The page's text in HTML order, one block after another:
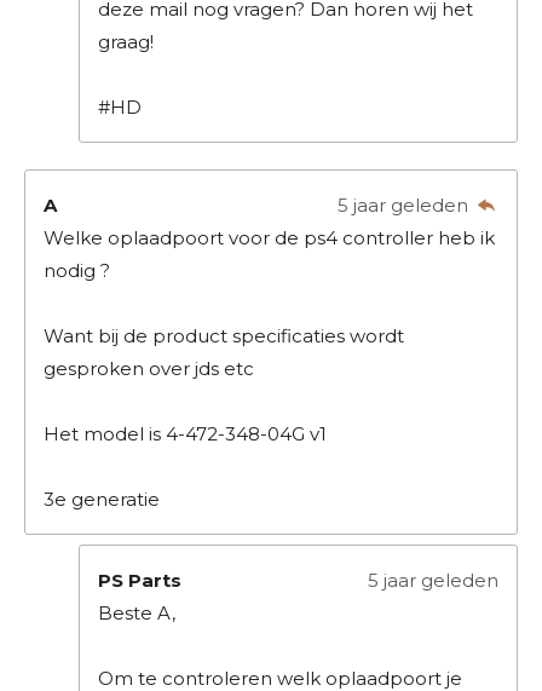
deze mail nog vragen? Dan horen wij het
graag!
#HD
A
5 jaar geleden
Welke oplaadpoort voor de ps4 controller heb ik
nodig ?
Want bij de product specificaties wordt
gesproken over jds etc
Het model is 4-472-348-04G v1
3e generatie
PS Parts
5 jaar geleden
Beste A,
Om te controleren welk oplaadpoort je